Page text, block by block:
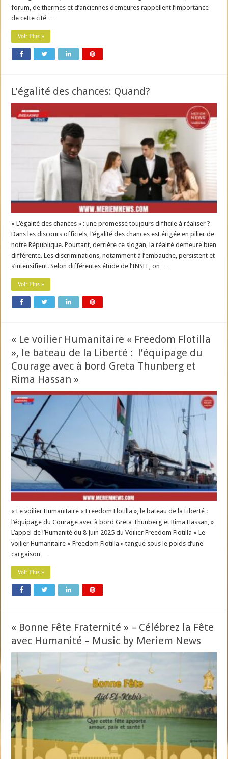
forum, de thermes et d’anciennes demeures rappellent l’importance
de cette cité …
Voir Plus »
L’égalité des chances: Quand?
« L’égalité des chances » : une promesse toujours difficile à réaliser ?
Dans les discours officiels, l’égalité des chances est érigée en pilier de
notre République. Pourtant, derrière ce slogan, la réalité demeure bien
différente. Les discriminations, notamment à l’embauche, persistent et
s’intensifient. Selon différentes étude de l’INSEE, on …
Voir Plus »
« Le voilier Humanitaire « Freedom Flotilla
», le bateau de la Liberté : l’équipage du
Courage avec à bord Greta Thunberg et
Rima Hassan »
« Le voilier Humanitaire « Freedom Flotilla », le bateau de la Liberté :
l’équipage du Courage avec à bord Greta Thunberg et Rima Hassan, »
L’appel de l’Humanité du 8 Juin 2025 du Voilier Freedom Flotilla « Le
voilier Humanitaire « Freedom Flotilla » tangue sous le poids d’une
cargaison …
Voir Plus »
« Bonne Fête Fraternité » – Célébrez la Fête
avec Humanité – Music by Meriem News